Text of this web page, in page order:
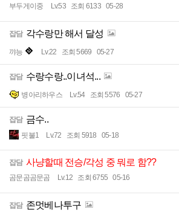
부두게이중 Lv.53 조회 6133 05-28
잡담 각수랑만 해서 달성
꺄능 Lv.22 조회 5669 05-27
잡담 수랑수랑..이녀석...
병아리하우스 Lv.54 조회 5576 05-27
잡담 금수..
핏불1 Lv.72 조회 5918 05-18
잡담 사냥할때 전승/각성 중 뭐로 함??
곰문곰곰문곰 Lv.12 조회 6755 05-16
잡담 존멋베나투구